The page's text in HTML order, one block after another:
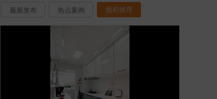
最新发布 热点案例 面积排序